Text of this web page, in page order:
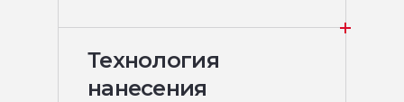
Технология
нанесения